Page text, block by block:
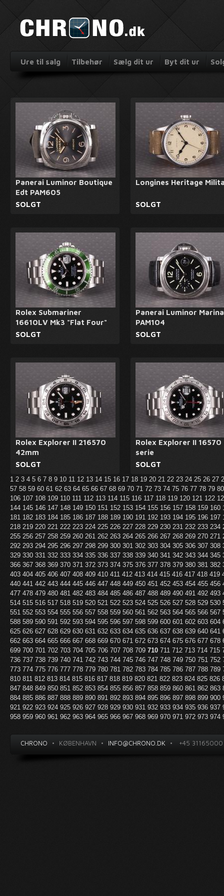
Ure til salg Tilbehør Sælg dit ur Byt dit ur
Panerai Luminor Boutique
Edt PAM605
SOLGT
Longines Heritage
SOLGT
Rolex Submariner
16610LV Mk3 "Flat Four"
SOLGT
Panerai Luminor Marina
PAM104
SOLGT
Rolex Explorer II 216570
42mm
SOLGT
Rolex Explorer II 16570
serie
SOLGT
1 2 3 4 5 6 7 8 9 10 11 12 13 14 15 16 17 18 19 20 21 22 23 24 25 26 27
57 58 59 60 61 62 63 64 65 66 67 68 69 70 71 72 73 74 75 76 77 78 79
106 107 108 109 110 111 112 113 114 115 116 117 118 119 120 121 122
144 145 146 147 148 149 150 151 152 153 154 155 156 157 158 159 160
181 182 183 184 185 186 187 188 189 190 191 192 193 194 195 196 197
218 219 220 221 222 223 224 225 226 227 228 229 230 231 232 233 234
255 256 257 258 259 260 261 262 263 264 265 266 267 268 269 270 271
292 293 294 295 296 297 298 299 300 301 302 303 304 305 306 307 308
329 330 331 332 333 334 335 336 337 338 339 340 341 342 343 344 345
366 367 368 369 370 371 372 373 374 375 376 377 378 379 380 381 382
403 404 405 406 407 408 409 410 411 412 413 414 415 416 417 418 419
440 441 442 443 444 445 446 447 448 449 450 451 452 453 454 455 456
477 478 479 480 481 482 483 484 485 486 487 488 489 490 491 492 493
514 515 516 517 518 519 520 521 522 523 524 525 526 527 528 529 530
551 552 553 554 555 556 557 558 559 560 561 562 563 564 565 566 567
588 589 590 591 592 593 594 595 596 597 598 599 600 601 602 603 604
625 626 627 628 629 630 631 632 633 634 635 636 637 638 639 640 641
662 663 664 665 666 667 668 669 670 671 672 673 674 675 676 677 678
699 700 701 702 703 704 705 706 707 708 709 710 711 712 713 714 715
736 737 738 739 740 741 742 743 744 745 746 747 748 749 750 751 752
773 774 775 776 777 778 779 780 781 782 783 784 785 786 787 788 789
810 811 812 813 814 815 816 817 818 819 820 821 822 823 824 825 826
847 848 849 850 851 852 853 854 855 856 857 858 859 860 861 862 863
884 885 886 887 888 889 890 891 892 893 894 895 896 897 898 899 900
921 922 923 924 925 926 927 928 929 930 931 932 933 934 935 936 937
958 959 960 961 962 963 964 965 966 967 968 969 970 971 972 973 974
CHRONO • KØBENHAVN • INFO@CHRONO.DK • +45 31165000